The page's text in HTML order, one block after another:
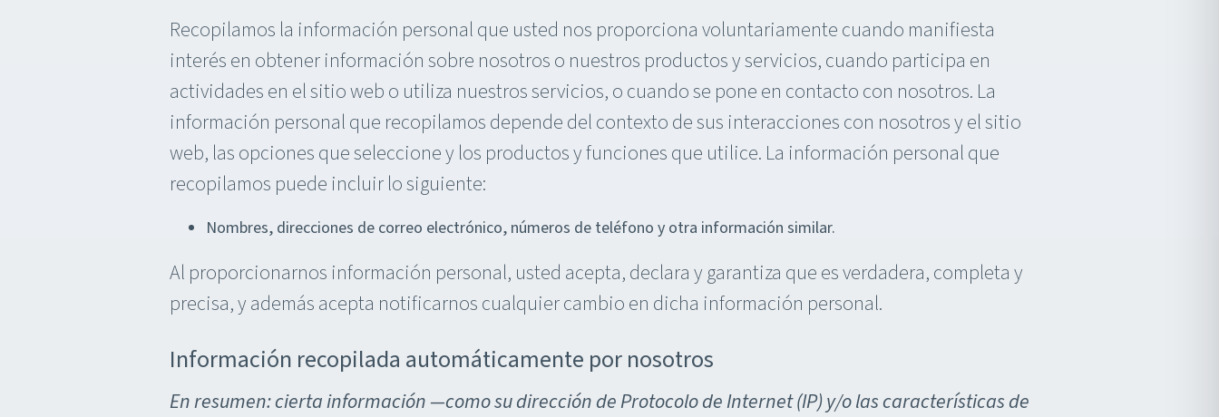
Recopilamos la información personal que usted nos proporciona voluntariamente cuando manifiesta
interés en obtener información sobre nosotros o nuestros productos y servicios, cuando participa en
actividades en el sitio web o utiliza nuestros servicios, o cuando se pone en contacto con nosotros. La
información personal que recopilamos depende del contexto de sus interacciones con nosotros y el sitio
web, las opciones que seleccione y los productos y funciones que utilice. La información personal que
recopilamos puede incluir lo siguiente:
Nombres, direcciones de correo electrónico, números de teléfono y otra información similar.
Al proporcionarnos información personal, usted acepta, declara y garantiza que es verdadera, completa y
precisa, y además acepta notificarnos cualquier cambio en dicha información personal.
Información recopilada automáticamente por nosotros
En resumen: cierta información —como su dirección de Protocolo de Internet (IP) y/o las características de